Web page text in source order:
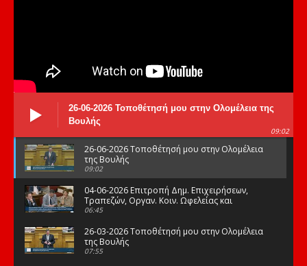
26-06-2026 Τοποθέτησή μου στην Ολομέλεια της
Βουλής
09:02
26-06-2026 Τοποθέτησή μου στην Ολομέλεια
της Βουλής
09:02
04-06-2026 Επιτροπή Δημ. Επιχειρήσεων,
Τραπεζών, Οργαν. Κοιν. Ωφελείας και
Φορέων Κοινων. Ασφάλισης
06:45
26-03-2026 Τοποθέτησή μου στην Ολομέλεια
της Βουλής
07:55